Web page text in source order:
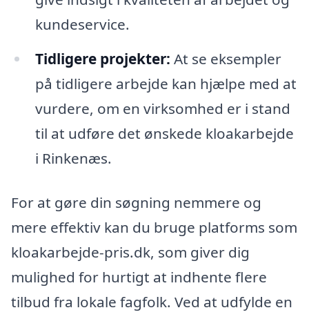
kundeservice.
Tidligere projekter: At se eksempler
på tidligere arbejde kan hjælpe med at
vurdere, om en virksomhed er i stand
til at udføre det ønskede kloakarbejde
i Rinkenæs.
For at gøre din søgning nemmere og
mere effektiv kan du bruge platforms som
kloakarbejde-pris.dk, som giver dig
mulighed for hurtigt at indhente flere
tilbud fra lokale fagfolk. Ved at udfylde en